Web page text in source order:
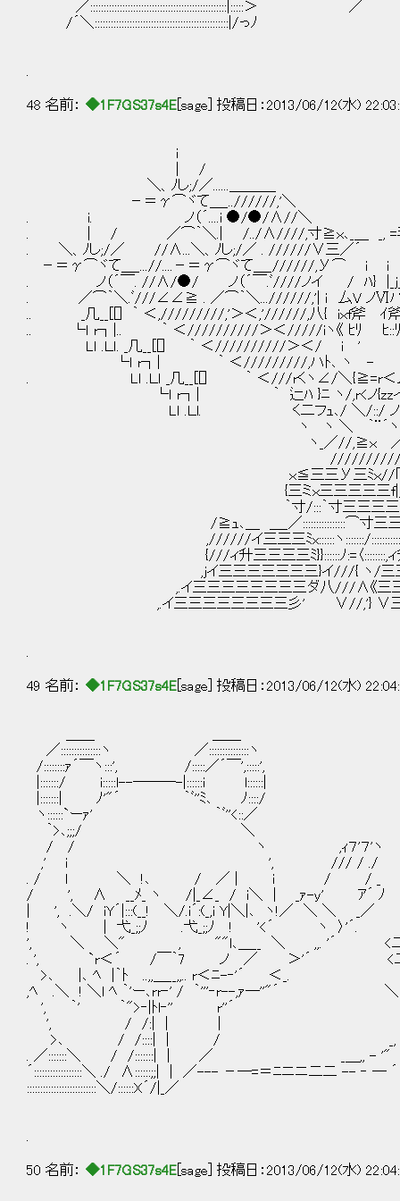
／:::::::::::::::::::::::::::::::::::::::::::::::::::|:::::＞ ／
/´＼::::::::::::::::::::::::::::::::::::::::::::::::::|/っﾉ
48 名前： ◆1F7GS37s4E [sage] 投稿日：2013/06/12(水)
i
| /
＼、ﾉし;/／......＿＿＿_
－＝γ⌒ヾて＿_..//////,'＼
. i. ノ（´....i ●/●/∧//＼ ,
. | / ／⌒｀＼.| /../∧////,寸≧ｘ､_＿ _, =ミ
. ＼、ﾉし;/／ //∧...＼、ﾉし;/／ . //////∨三／´
－＝γ⌒ヾて＿_...//....－＝γ⌒ヾて＿_//////,У⌒ i
. ノ（´￣. //∧/●/ ノ（´￣.ﾞ////ノイ / ﾊ}
. ／⌒｀＼.ﾞ///∠∠≧ . ／⌒｀＼...//////,'| ｉ 厶V ノ
.. _几__[[] ｀ ＜,/////////,'＞＜,'//////,八{ iｘf斧 ｲ
.. └ｌ r┐|.. ｀ ＜//////////＞＜/////iヽ《 ﾋﾘ ﾋ::ﾘ
Lｌ .Ｌｌ. _几__[[] ｀ ＜//////////＞＜/ i '
└ｌ r┐| ｀ ＜/////////,ハﾄ､ ヽ - / }／}
. Lｌ .Ｌｌ _几__[[] ｀ ＜///rくヽ∠/＼{≧=r
└ｌ r┐| ｀ 辷ﾊ }ﾆ ヽ/,r<ノ{zz
Lｌ .Ｌl. く二フｭ､/ ＼/::/ ノ
ヽ ヽ ＼ ｀¨´ヽ ／
ヽ_／//,≧ｘ ／/
///////////_＼
ｘ≦三三У三ﾐｘ//｢__｡｣:
{三ミｘ三三三三三f|＿i_|
｀寸/:::｀寸三三三三三三ﾐｘ ｀
/≧ｭ､＿ ＿_／::::::::::::::::⌒寸三三三三
,//////イ三三三ﾐx::::::ヽ:::::::/
{///ィ升三三三三ﾐ}}::::::ﾉ:=〈::::::::,ィ升三
,jイ三三三三三三三}イ///{ ヽ/三三三三
,.イ三三三三三三三三ダ八///∧《三三三
,.イ三三三三三三三三彡' ∨//,'} ∨三三三
49 名前： ◆1F7GS37s4E [sage] 投稿日：2013/06/12(水)
／:::::::::::::::ヽ ／:::::::::::::::ヽ
/::::::::ｧ´￣ヽ:::', /:::::／´￣',:::::',
|:::::::/ i:::::l--───-|::::::i l::::::|
|:::::::| ﾉ'"´ ｀ﾞ''ﾐ､ ﾉ::::/
ヽ::::::`ーｧ' ｀ﾞ''<::／
｀>､;;;/ ＼
/ / ヽ ,ｨ７'７'ヽ
,' i ', /// /
. / l ＼ !､ / ／ | i / / _ ＜ 彼方より
/ ', ∧ __ﾒ_ ヽ /|_∠_ / i＼ |
| ', .＼/ iY´|:::(__! ＼/.i´:(_,i Y|＼|､ ヽ!／
! ヽ | 弋_;;ﾉ .弋_;;ﾉ ! '<´ ヽ 〉'´.
', ＼ ＼" , ""l､＿__ ＼ ,,. '´ <二
. ', `r＜´ /￣｀7 ノ ／ ＞'´ <二､ ﾆ
>､ |､ ﾍ |｀ﾄ ..,,＿__,,.. r＜ﾆ-
,ﾍ .＼ ! ＼l ﾍ ｀'ー､rr‐' / ｀'''‐r--,
', ｀' ｀">‐|ﾄl‐'' r''´ ヾ
', / /:| | | －―＝＝ニ二
>､ / /::::| | / _, ' /. Ｏ :､
. ／:::::::＼ / /:::::::| | ／ _＿,, - '" , '.
´::::::::::::::::::＼ ./ ∧::::::;;| | ／--- －―=＝ﾆニニ
::::::::::::::::::::::::::＼/
50 名前： ◆1F7GS37s4E [sage] 投稿日：2013/06/12(水)